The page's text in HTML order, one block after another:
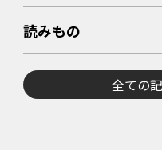
読みもの
全ての